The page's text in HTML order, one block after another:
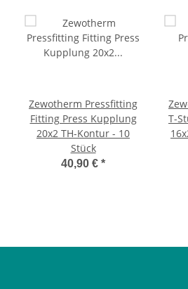
Zewotherm Pressfitting
Fitting Press Kupplung
20x2 TH-Kontur - 10
Stück
40,90 € *
T-